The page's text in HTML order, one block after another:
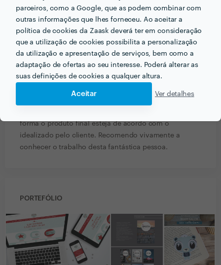
parceiros, como a Google, que as podem combinar com
outras informações que lhes forneceu. Ao aceitar a
política de cookies da Zaask deverá ter em consideração
que a utilização de cookies possibilita a personalização
da utilização e apresentação de serviços, bem como a
adaptação de ofertas ao seu interesse. Poderá alterar as
suas definições de cookies a qualquer altura.
Aceitar Ver detalhes
Ana Irene
Trabalho realizado fora da plataforma
A Marta Fernandes é uma profissional exímia, da qual
possuo já uma vasta lista de encomendas realizadas,
que primam pelo seu toque rigoroso e ao mesmo
forma o produto final esteja de acordo com o
idealizado pelo cliente. Recomendo vivamente a
conhecer o trabalho desta fantástica pessoa.
PORTEFÓLIO